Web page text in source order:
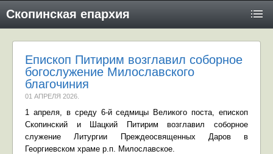
Скопинская епархия
Епископ Питирим возглавил соборное
богослужение Милославского
благочиния
01 АПРЕЛЯ 2026
1 апреля, в среду 6-й седмицы Великого поста, епископ
Скопинский и Шацкий Питирим возглавил соборное
служение Литургии Преждеосвященных Даров в
Георгиевском храме р.п. Милославское.